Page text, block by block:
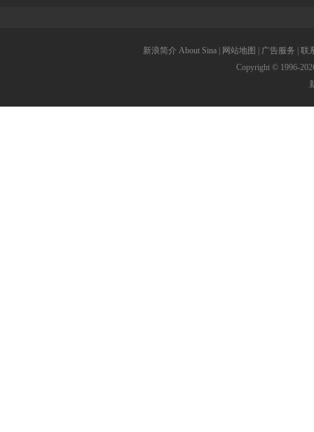
新浪简介 About Sina 网站地图 广告服务
联
Copyright © 1996-